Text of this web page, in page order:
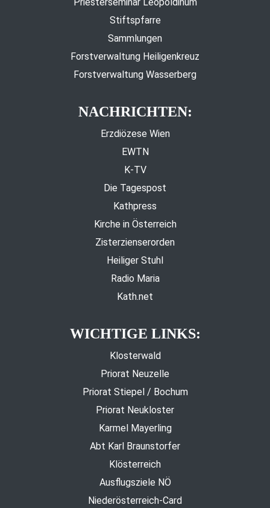
Stiftspfarre
Sammlungen
Forstverwaltung Heiligenkreuz
Forstverwaltung Wasserberg
NACHRICHTEN:
Erzdiözese Wien
EWTN
K-TV
Die Tagespost
Kathpress
Kirche in Österreich
Zisterzienserorden
Heiliger Stuhl
Radio Maria
Kath.net
WICHTIGE LINKS:
Klosterwald
Priorat Neuzelle
Priorat Stiepel / Bochum
Priorat Neukloster
Karmel Mayerling
Abt Karl Braunstorfer
Klösterreich
Ausflugsziele NÖ
Niederösterreich-Card